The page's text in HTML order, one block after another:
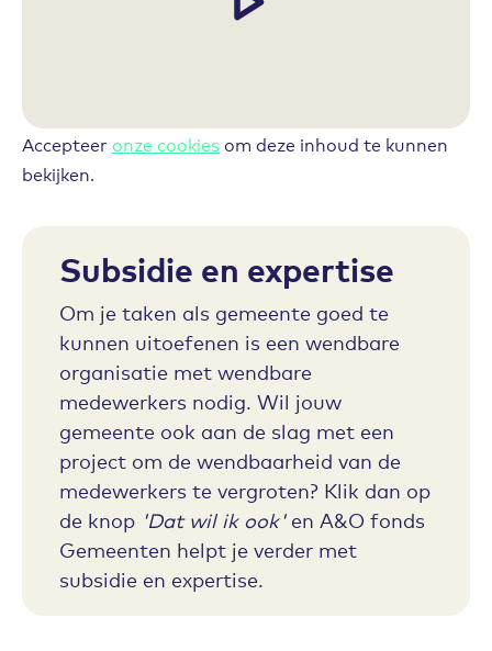
Accepteer onze cookiesom deze inhoud te kunnen
bekijken.
Subsidie en expertise
Om je taken als gemeente goed te
kunnen uitoefenen is een wendbare
organisatie met wendbare
medewerkers nodig. Wil jouw
gemeente ook aan de slag met een
project om de wendbaarheid van de
medewerkers te vergroten? Klik dan op
de knop 'Dat wil ik ook'en A&O fonds
Gemeenten helpt je verder met
subsidie en expertise.